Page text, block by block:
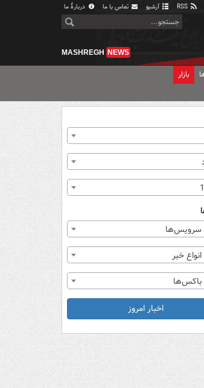
آرشیو تماس با ما دربارهٔ ما
MASHREGH NEWS
بازار
سرویس‌ها
خبر
اخبار امروز